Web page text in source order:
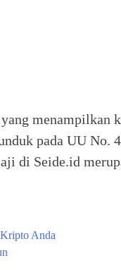
menampilkan
pada UU No.
di Seide.id
Anda